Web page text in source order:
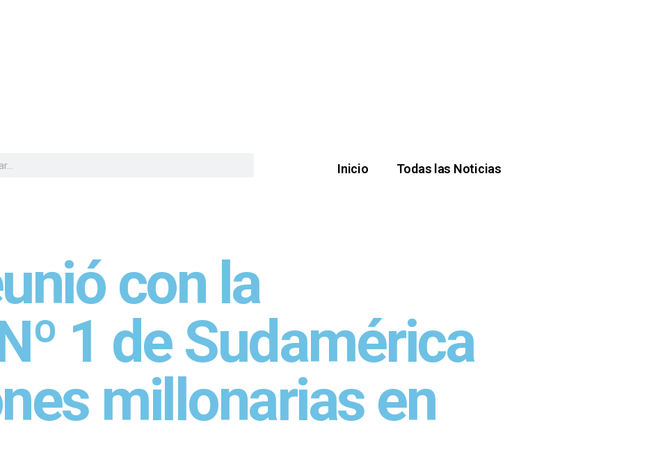
Inicio Todas las Noticias
con la
1 de Sudamérica
millonarias en